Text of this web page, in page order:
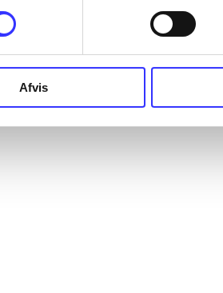
Afvis